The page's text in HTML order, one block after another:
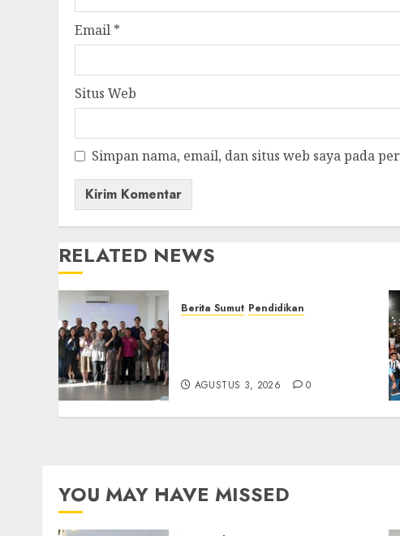
Email *
Situs Web
Simpan nama, email, dan situs web saya pada
RELATED NEWS
Berita Sumut Pendidikan
AGUSTUS 3, 2026 0
YOU MAY HAVE MISSED